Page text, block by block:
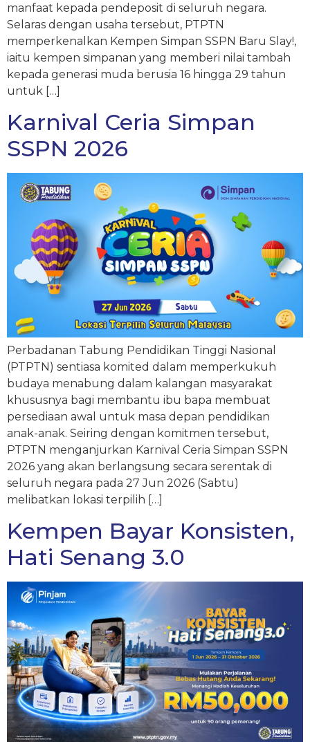
manfaat kepada pendeposit di seluruh negara.
Selaras dengan usaha tersebut, PTPTN
memperkenalkan Kempen Simpan SSPN Baru Slay!,
iaitu kempen simpanan yang memberi nilai tambah
kepada generasi muda berusia 16 hingga 29 tahun
untuk […]
Karnival Ceria Simpan
SSPN 2026
Perbadanan Tabung Pendidikan Tinggi Nasional
(PTPTN) sentiasa komited dalam memperkukuh
budaya menabung dalam kalangan masyarakat
khususnya bagi membantu ibu bapa membuat
persediaan awal untuk masa depan pendidikan
anak-anak. Seiring dengan komitmen tersebut,
PTPTN menganjurkan Karnival Ceria Simpan SSPN
2026 yang akan berlangsung secara serentak di
seluruh negara pada 27 Jun 2026 (Sabtu)
melibatkan lokasi terpilih […]
Kempen Bayar Konsisten,
Hati Senang 3.0